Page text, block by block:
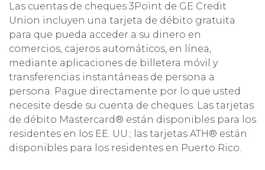
Las cuentas de cheques 3Point de GE Credit
Union incluyen una tarjeta de débito gratuita
para que pueda acceder a su dinero en
comercios, cajeros automáticos, en línea,
mediante aplicaciones de billetera móvil y
transferencias instantáneas de persona a
persona. Pague directamente por lo que usted
necesite desde su cuenta de cheques. Las tarjetas
de débito Mastercard® están disponibles para los
residentes en los EE. UU.; las tarjetas ATH® están
disponibles para los residentes en Puerto Rico.